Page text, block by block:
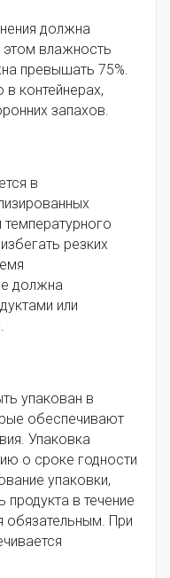
должна
этом влажность
превышать 75%.
контейнерах,
запахов.
в
резких
должна
или
упакован в
обеспечивают
Упаковка
о сроке годности
упаковки,
в течение
обязательным. При